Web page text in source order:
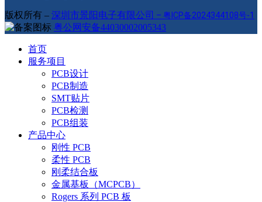
版权所有 – 深圳市景阳电子有限公司 – 粤ICP备2024344108号-1
粤公网安备44030002005343
首页
服务项目
PCB设计
PCB制造
SMT贴片
PCB检测
PCB组装
产品中心
刚性 PCB
柔性 PCB
刚柔结合板
金属基板（MCPCB）
Rogers 系列 PCB 板